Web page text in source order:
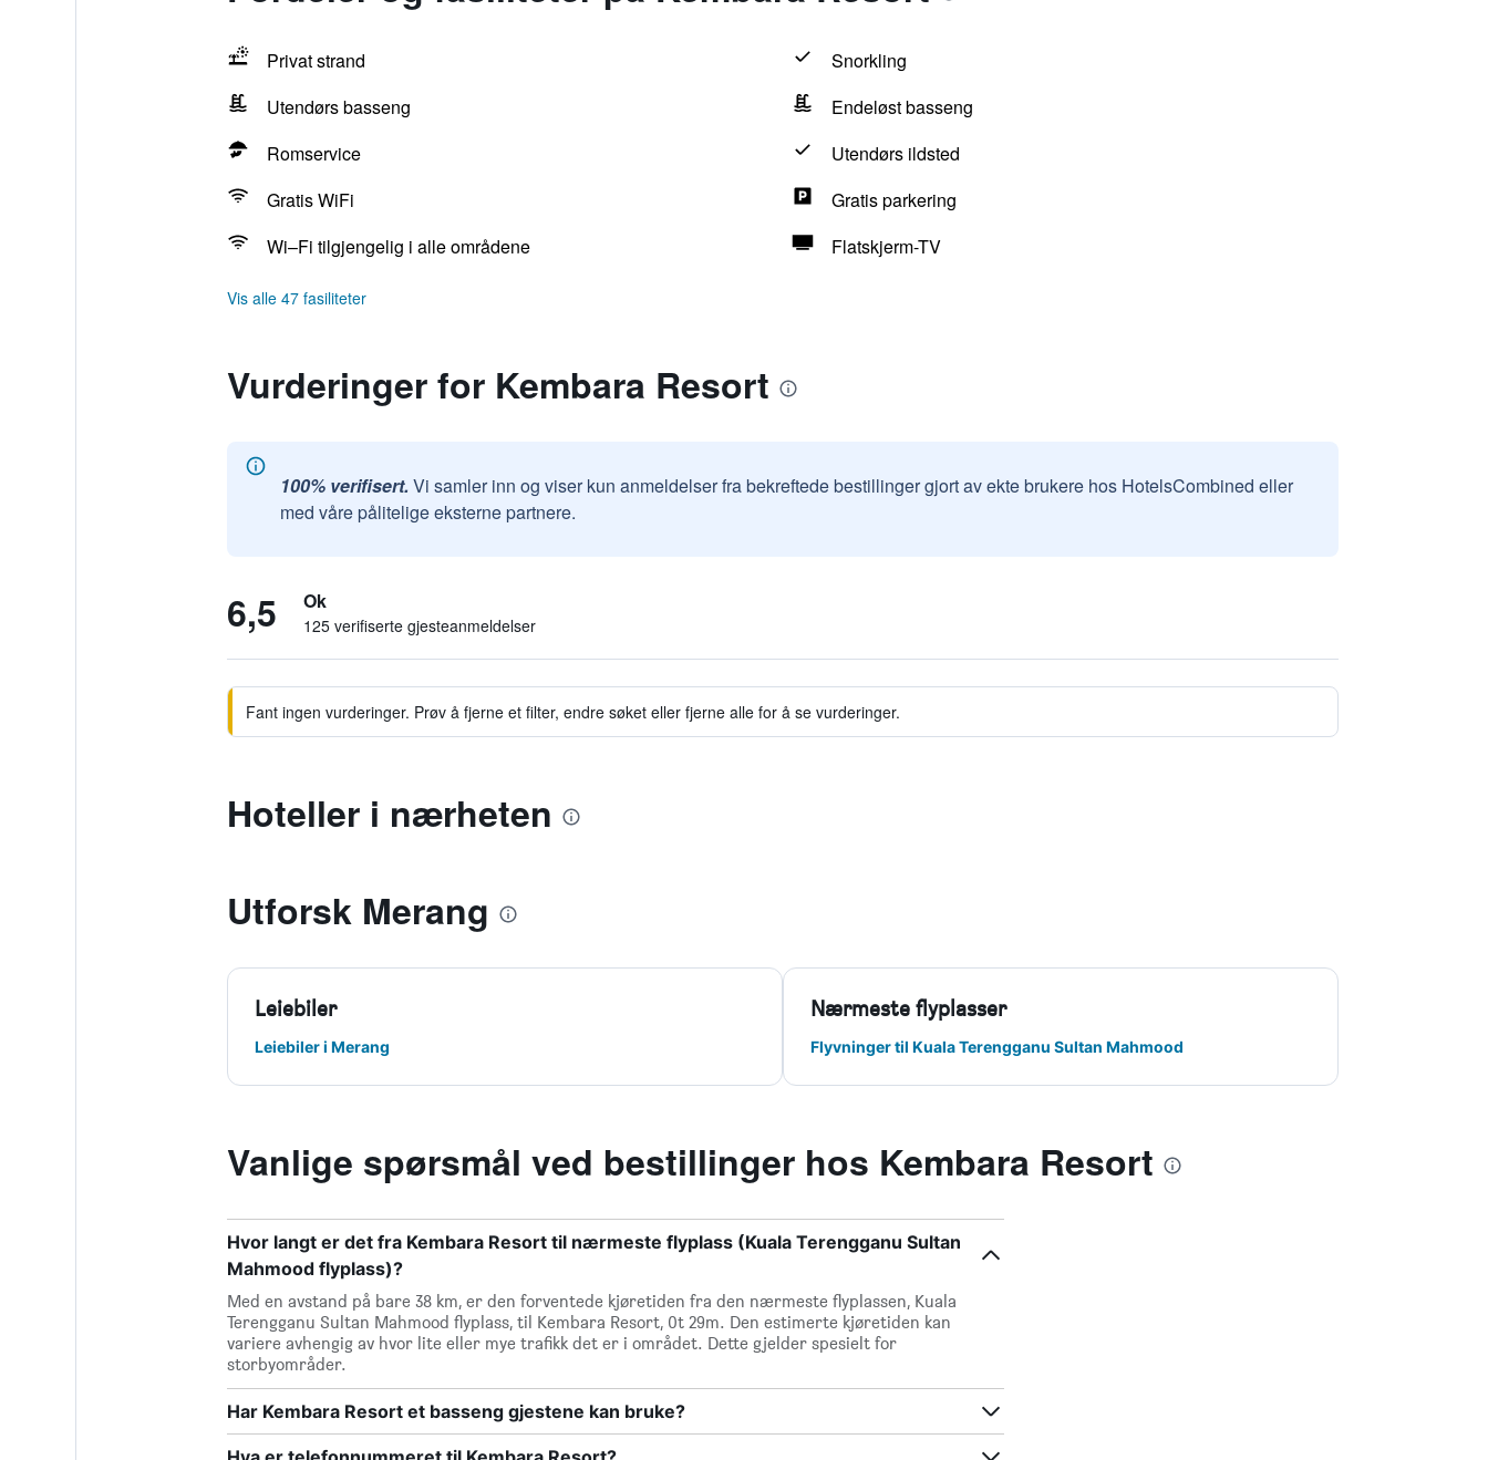
Privat strand
Snorkling
Utendørs basseng
Endeløst basseng
Romservice
Utendørs ildsted
Gratis WiFi
Gratis parkering
Wi–Fi tilgjengelig i alle områdene
Flatskjerm-TV
Vis alle 47 fasiliteter
Vurderinger for Kembara Resort
100% verifisert. Vi samler inn og viser kun anmeldelser fra bekreftede bestillinger gjort av ekte brukere hos HotelsCombined eller
med våre pålitelige eksterne partnere.
6,5 Ok
125 verifiserte gjesteanmeldelser
Fant ingen vurderinger. Prøv å fjerne et filter, endre søket eller fjerne alle for å se vurderinger.
Hoteller i nærheten
Utforsk Merang
Leiebiler
Leiebiler i Merang
Nærmeste flyplasser
Flyvninger til Kuala Terengganu Sultan Mahmood
Vanlige spørsmål ved bestillinger hos Kembara Resort
Hvor langt er det fra Kembara Resort til nærmeste flyplass (Kuala Terengganu Sultan
Mahmood flyplass)?
Med en avstand på bare 38 km, er den forventede kjøretiden fra den nærmeste flyplassen, Kuala
Terengganu Sultan Mahmood flyplass, til Kembara Resort, 0t 29m. Den estimerte kjøretiden kan
variere avhengig av hvor lite eller mye trafikk det er i området. Dette gjelder spesielt for
storbyområder.
Har Kembara Resort et basseng gjestene kan bruke?